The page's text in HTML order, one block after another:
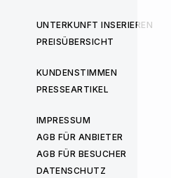
UNTERKUNFT INSERIEREN
PREISÜBERSICHT
KUNDENSTIMMEN
PRESSEARTIKEL
IMPRESSUM
AGB FÜR ANBIETER
AGB FÜR BESUCHER
DATENSCHUTZ